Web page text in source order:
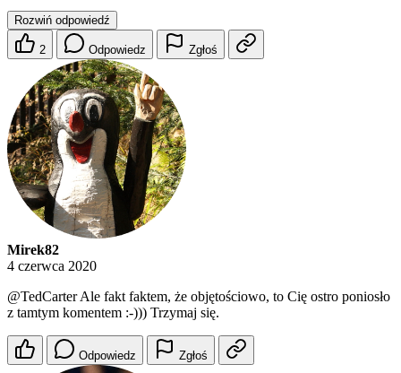
Rozwiń odpowiedź
2 Odpowiedz Zgłoś
Mirek82
4 czerwca 2020
@TedCarterAle fakt faktem, że objętościowo, to Cię ostro poniosło
z tamtym komentem :-))) Trzymaj się.
Odpowiedz Zgłoś